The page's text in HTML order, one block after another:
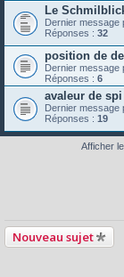
Le
Dernier message
Réponses : 32
position de
Dernier message
Réponses : 6
avaleur de spi
Dernier message
Réponses : 19
Afficher
Nouveau sujet